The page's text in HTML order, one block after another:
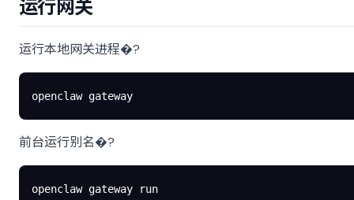
运行网关
运行本地网关进程�?
openclaw gateway
前台运行别名�?
openclaw gateway run